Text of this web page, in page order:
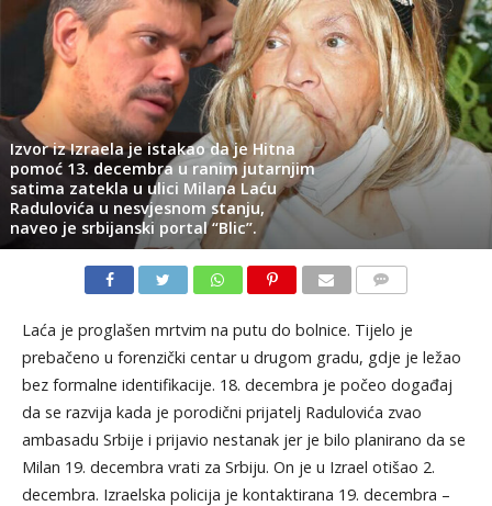
Izvor iz Izraela je istakao da je Hitna
pomoć 13. decembra u ranim jutarnjim
satima zatekla u ulici Milana Laću
Radulovića u nesvjesnom stanju,
naveo je srbijanski portal “Blic”.
Laća je proglašen mrtvim na putu do bolnice. Tijelo je
prebačeno u forenzički centar u drugom gradu, gdje je ležao
bez formalne identifikacije. 18. decembra je počeo događaj
da se razvija kada je porodični prijatelj Radulovića zvao
ambasadu Srbije i prijavio nestanak jer je bilo planirano da se
Milan 19. decembra vrati za Srbiju. On je u Izrael otišao 2.
decembra. Izraelska policija je kontaktirana 19. decembra –